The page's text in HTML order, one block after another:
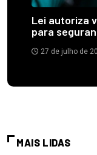
Lei autoriza
para
27 de julho de
MAIS LIDAS